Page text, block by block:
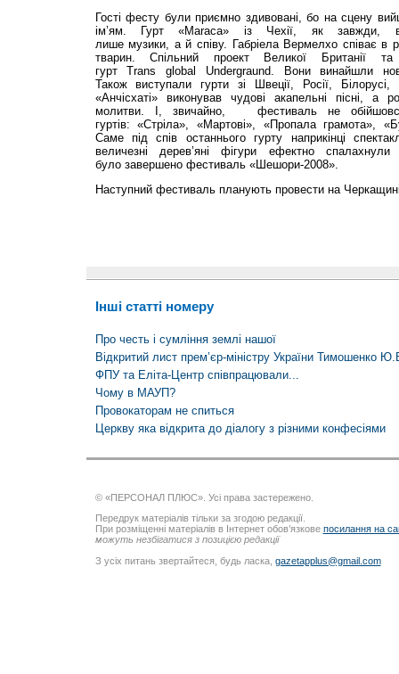
Гості фесту були приємно здивовані, бо на сцену
ім’ям. Гурт «Maraca» із Чехії, як завжди,
лише музики, а й співу. Габріела Вермелхо співає в
тварин. Спільний проект Великої Британії
гурт Trans global Undergraund. Вони винайшли
Також виступали гурти зі Швеції, Росії,
«Анчісхаті» виконував чудові акапельні пісні, а
молитви. І, звичайно, фестиваль не
гуртів: «Стріла», «Мартові», «Пропала
Саме під спів останнього гурту наприкінці
величезні дерев’яні фігури ефектно
було завершено фестиваль «Шешори-2008».
Наступний фестиваль планують провести на
Інші статті номеру
Про честь і сумління землі нашої
Відкритий лист прем’єр-міністру України Тимошенко
ФПУ та Еліта-Центр співпрацювали...
Чому в МАУП?
Провокаторам не спиться
Церкву яка відкрита до діалогу з різними конфесіями
© «ПЕРСОНАЛ ПЛЮС». Усі права застережено.
Передрук матеріалів тільки за згодою редакції.
При розміщенні матеріалів в Інтернет обов’язкове посилання на
можуть незбігатися з позицією редакції
З усіх питань звертайтеся, будь ласка, gazetapplus@gmail.com